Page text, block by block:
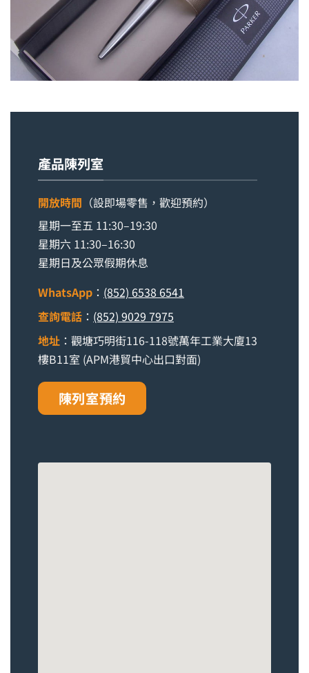
產品陳列室
開放時間 （設即場零售，歡迎預約）
星期一至五 11:30–19:30
星期六 11:30–16:30
星期日及公眾假期休息
WhatsApp ： (852) 6538 6541
查詢電話 ： (852) 9029 7975
地址 ：觀塘巧明街116-118號萬年工業大廈13
樓B11室 (APM港貿中心出口對面)
陳列室預約